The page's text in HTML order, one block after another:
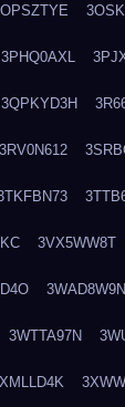
3PHQ0AXL
3QPKYD3H
3RV0N612
3VX5WW8T
3WAD8W9N
3WTTA97N